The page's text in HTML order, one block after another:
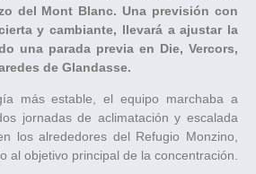
del Mont Blanc. Una previsión con
y cambiante, llevará a ajustar la
una parada previa en Die, Vercors,
de Glandasse.
más estable, el equipo marchaba a
jornadas de aclimatación y escalada
los alrededores del Refugio Monzino,
al objetivo principal de la concentración.